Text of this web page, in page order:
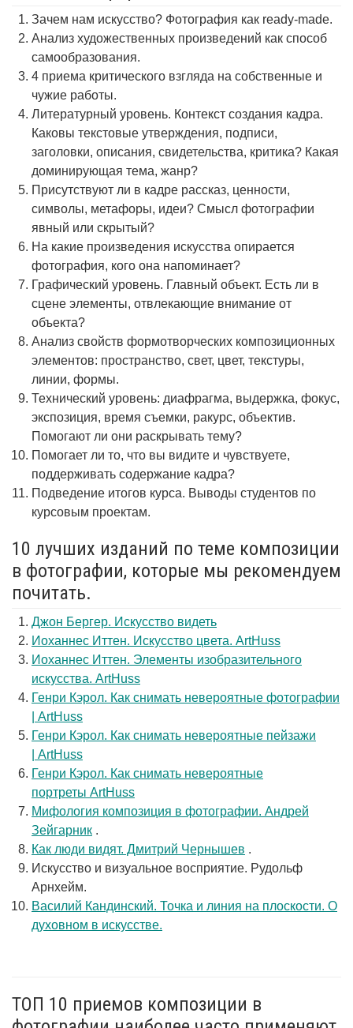
Зачем нам искусство? Фотография как ready-made.
Анализ художественных произведений как способ
самообразования.
4 приема критического взгляда на собственные и
чужие работы.
Литературный уровень. Контекст создания кадра.
Каковы текстовые утверждения, подписи,
заголовки, описания, свидетельства, критика? Какая
доминирующая тема, жанр?
Присутствуют ли в кадре рассказ, ценности,
символы, метафоры, идеи? Смысл фотографии
явный или скрытый?
На какие произведения искусства опирается
фотография, кого она напоминает?
Графический уровень. Главный объект. Есть ли в
сцене элементы, отвлекающие внимание от
объекта?
Анализ свойств формотворческих композиционных
элементов: пространство, свет, цвет, текстуры,
линии, формы.
Технический уровень: диафрагма, выдержка, фокус,
экспозиция, время съемки, ракурс, объектив.
Помогают ли они раскрывать тему?
Помогает ли то, что вы видите и чувствуете,
поддерживать содержание кадра?
Подведение итогов курса. Выводы студентов по
курсовым проектам.
10 лучших изданий по теме композиции
в фотографии, которые мы рекомендуем
почитать.
Джон Бергер. Искусство видеть
Иоханнес Иттен. Искусство цвета. ArtHuss
Иоханнес Иттен. Элементы изобразительного
искусства. ArtHuss
Генри Кэрол. Как снимать невероятные фотографии
| ArtHuss
Генри Кэрол. Как снимать невероятные пейзажи
| ArtHuss
Генри Кэрол. Как снимать невероятные
портреты ArtHuss
Мифология композиция в фотографии. Андрей
Зейгарник .
Как люди видят. Дмитрий Чернышев .
Искусство и визуальное восприятие. Рудольф
Арнхейм.
Василий Кандинский. Точка и линия на плоскости. О
духовном в искусстве.
ТОП 10 приемов композиции в